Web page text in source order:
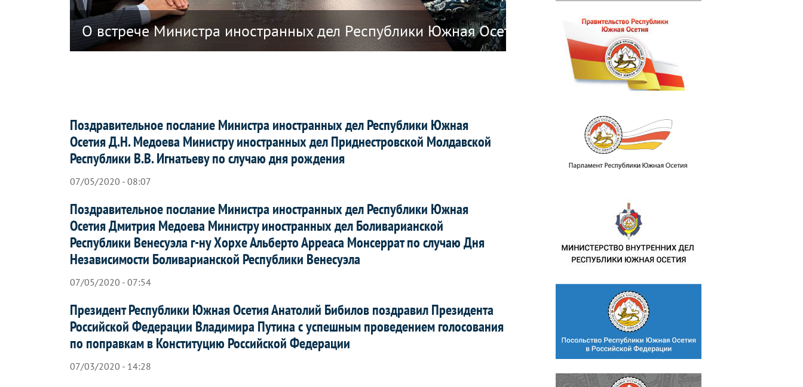
Южная Осетия в связи с решением Республики Наоэро о прекращении дипломатических отношений с
О встрече Министра иностранных дел Республики Южная Осетия А.М. Джиоева с представителями
О памятных мероприятиях в связи с 46-
Поздравительное послание Министра иностранных дел Республики Южная
Осетия Д.Н. Медоева Министру иностранных дел Приднестровской Молдавской
Республики В.В. Игнатьеву по случаю дня рождения
07/05/2020 - 08:07
Поздравительное послание Министра иностранных дел Республики Южная
Осетия Дмитрия Медоева Министру иностранных дел Боливарианской
Республики Венесуэла г-ну Хорхе Альберто Арреаса Монсеррат по случаю Дня
Независимости Боливарианской Республики Венесуэла
07/05/2020 - 07:54
Президент Республики Южная Осетия Анатолий Бибилов поздравил Президента
Российской Федерации Владимира Путина с успешным проведением голосования
по поправкам в Конституцию Российской Федерации
07/03/2020 - 14:28